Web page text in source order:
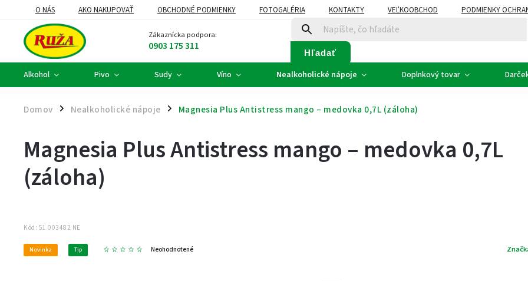
O NÁS AKO NAKUPOVAŤ OBCHODNÉ PODMIENKY FOTOGALÉRIA KONTAKTY VEĽKOOBCHOD
PODMIENKY
DARČEKOVÉ KOŠE A FIREMNÉ DARČEKY
SVADOBNÉ VÍNO - ETIKETY
PLÁN ROZVOZU
Zákaznícka podpora:
0903 175 311 Hľadať
Alkohol Pivo Sudy Víno Nealkoholické nápoje Doplnkový tovar
Domov / Nealkoholické nápoje / Magnesia Plus Antistress mango – medovka 0,7L (záloha)
Magnesia Plus Antistress mango – medovka 0,7L
(záloha)
Kód: 51 003482 NE
Novinka Tip Neohodnotené